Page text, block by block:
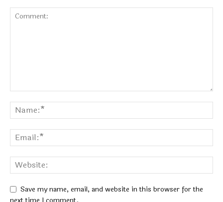
Save my name, email, and website in this browser for the